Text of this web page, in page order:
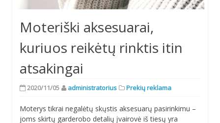
Moteriški aksesuarai,
kuriuos reikėtų rinktis itin
atsakingai
2020/11/05 administratorius Prekių reklama
Moterys tikrai negalėtų skųstis aksesuarų pasirinkimu –
joms skirtų garderobo detalių įvairovė iš tiesų yra